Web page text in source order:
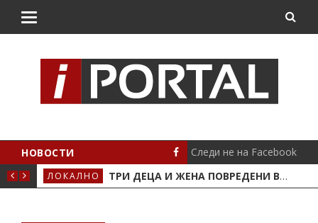
НОВОСТИ
ЛАЗОВ, АМЕТИ
ЛОКАЛНО ТРИ ДЕЦА И ЖЕНА ПОВРЕДЕНИ ВО ТЕШКА СООБРАЌАЈКА УТРОВО
Следи не на Facebook